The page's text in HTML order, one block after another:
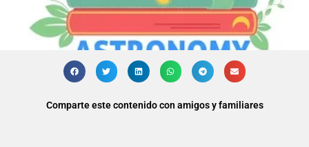
Comparte este contenido con amigos y familiares